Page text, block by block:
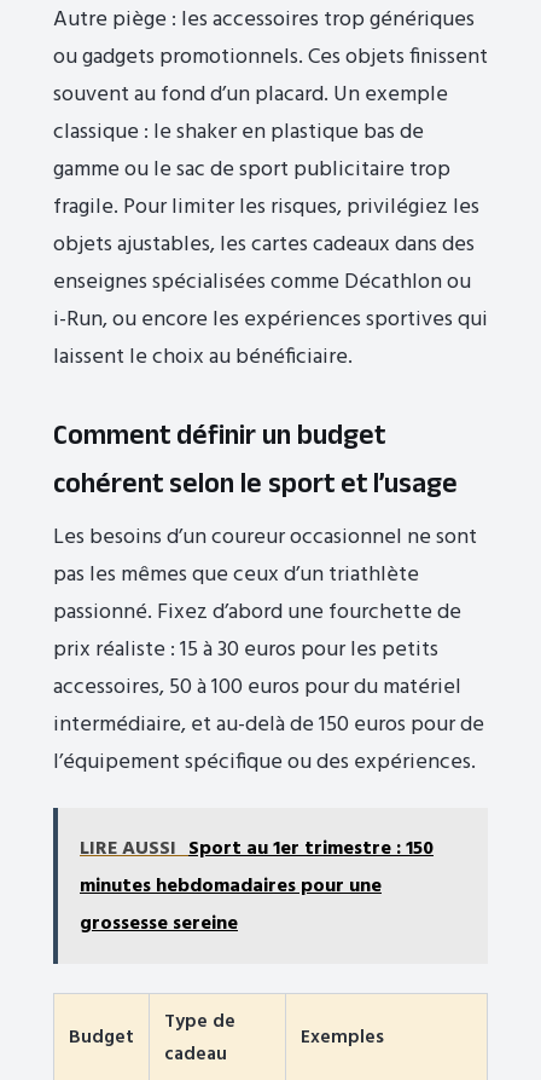
Autre piège : les accessoires trop génériques
ou gadgets promotionnels. Ces objets finissent
souvent au fond d’un placard. Un exemple
classique : le shaker en plastique bas de
gamme ou le sac de sport publicitaire trop
fragile. Pour limiter les risques, privilégiez les
objets ajustables, les cartes cadeaux dans des
enseignes spécialisées comme Décathlon ou
i-Run, ou encore les expériences sportives qui
laissent le choix au bénéficiaire.
Comment définir un budget
cohérent selon le sport et l’usage
Les besoins d’un coureur occasionnel ne sont
pas les mêmes que ceux d’un triathlète
passionné. Fixez d’abord une fourchette de
prix réaliste : 15 à 30 euros pour les petits
accessoires, 50 à 100 euros pour du matériel
intermédiaire, et au-delà de 150 euros pour de
l’équipement spécifique ou des expériences.
LIRE AUSSI Sport au 1er trimestre : 150
minutes hebdomadaires pour une
grossesse sereine
Budget
Type de
cadeau
Exemples